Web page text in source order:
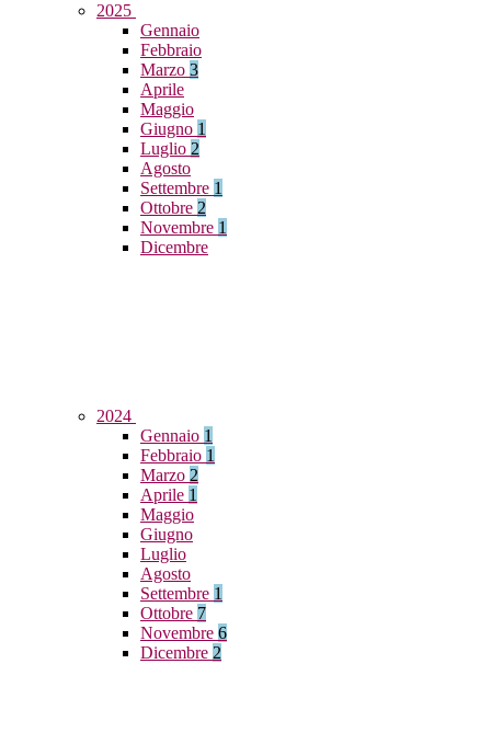
2025
Gennaio
Febbraio
Marzo 3
Aprile
Maggio
Giugno 1
Luglio 2
Agosto
Settembre 1
Ottobre 2
Novembre 1
Dicembre
2024
Gennaio 1
Febbraio 1
Marzo 2
Aprile 1
Maggio
Giugno
Luglio
Agosto
Settembre 1
Ottobre 7
Novembre 6
Dicembre 2